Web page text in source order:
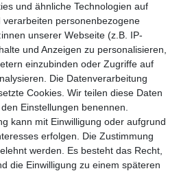
und ähnliche Technologien auf
verarbeiten personenbezogene
unserer Webseite (z.B. IP-
und Anzeigen zu personalisieren,
einzubinden oder Zugriffe auf
Die Datenverarbeitung
Cookies. Wir teilen diese Daten
Einstellungen benennen.
kann mit Einwilligung oder aufgrund
erfolgen. Die Zustimmung
werden. Es besteht das Recht,
die Einwilligung zu einem späteren